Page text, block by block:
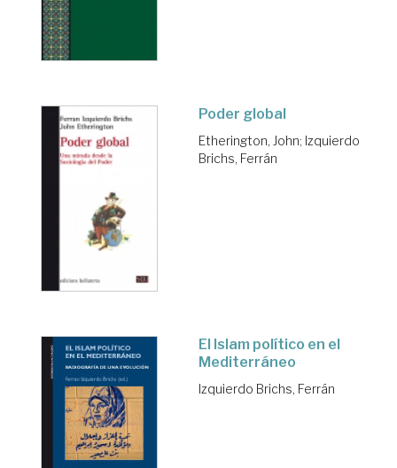
Poder global
Etherington, John; Izquierdo
Brichs, Ferrán
El Islam político en el
Mediterráneo
Izquierdo Brichs, Ferrán